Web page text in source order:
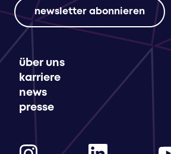
über uns
karriere
news
presse
newsletter abonnieren